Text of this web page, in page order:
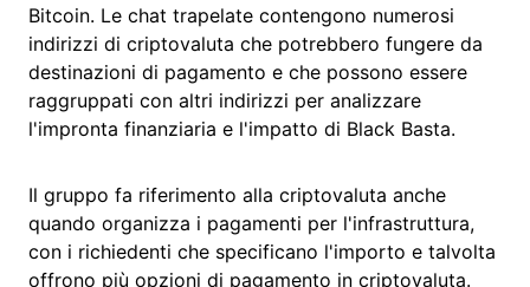
Bitcoin. Le chat trapelate contengono numerosi
indirizzi di criptovaluta che potrebbero fungere da
destinazioni di pagamento e che possono essere
raggruppati con altri indirizzi per analizzare
l'impronta finanziaria e l'impatto di Black Basta.
Il gruppo fa riferimento alla criptovaluta anche
quando organizza i pagamenti per l'infrastruttura,
con i richiedenti che specificano l'importo e talvolta
offrono più opzioni di pagamento in criptovaluta.